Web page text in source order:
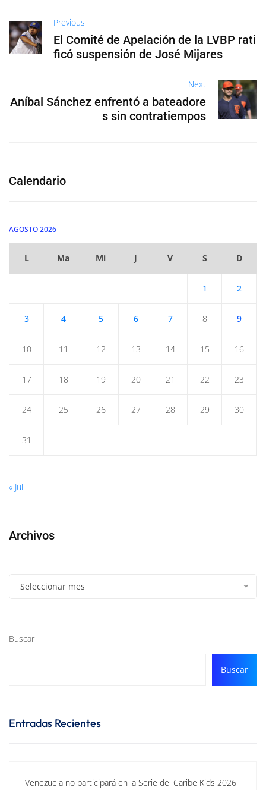
Previous
El Comité de Apelación de la LVBP rati
ficó suspensión de José Mijares
Next
Aníbal Sánchez enfrentó a bateadore
s sin contratiempos
Calendario
AGOSTO 2026
L Ma Mi J V S D
1 2
3 4 5 6 7 8 9
10 11 12 13 14 15 16
17 18 19 20 21 22 23
24 25 26 27 28 29 30
31
« Jul
Archivos
Seleccionar mes
Buscar
Buscar
Entradas Recientes
Venezuela no participará en la Serie del Caribe Kids 2026